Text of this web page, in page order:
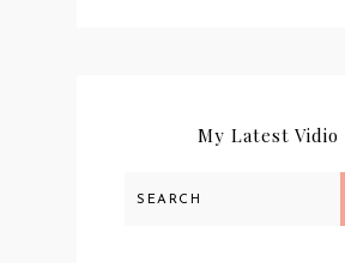
My Latest Vidio